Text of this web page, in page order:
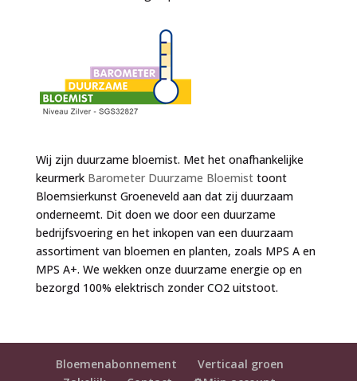
Wij zijn duurzame bloemist. Met het onafhankelijke
keurmerk Barometer Duurzame Bloemisttoont
Bloemsierkunst Groeneveld aan dat zij duurzaam
onderneemt. Dit doen we door een duurzame
bedrijfsvoering en het inkopen van een duurzaam
assortiment van bloemen en planten, zoals MPS A en
MPS A+. We wekken onze duurzame energie op en
bezorgd 100% elektrisch zonder CO2 uitstoot.
Bloemenabonnement
Verticaal groen